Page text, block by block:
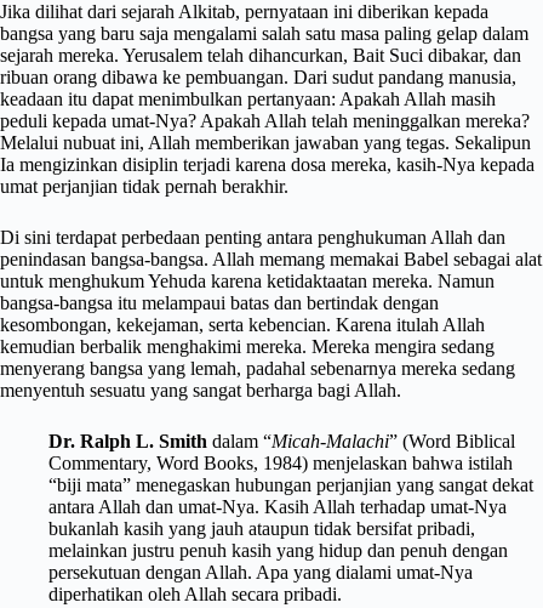
Jika dilihat dari sejarah Alkitab, pernyataan ini diberikan kepada
bangsa yang baru saja mengalami salah satu masa paling gelap dalam
sejarah mereka. Yerusalem telah dihancurkan, Bait Suci dibakar, dan
ribuan orang dibawa ke pembuangan. Dari sudut pandang manusia,
keadaan itu dapat menimbulkan pertanyaan: Apakah Allah masih
peduli kepada umat-Nya? Apakah Allah telah meninggalkan mereka?
Melalui nubuat ini, Allah memberikan jawaban yang tegas. Sekalipun
Ia mengizinkan disiplin terjadi karena dosa mereka, kasih-Nya kepada
umat perjanjian tidak pernah berakhir.
Di sini terdapat perbedaan penting antara penghukuman Allah dan
penindasan bangsa-bangsa. Allah memang memakai Babel sebagai alat
untuk menghukum Yehuda karena ketidaktaatan mereka. Namun
bangsa-bangsa itu melampaui batas dan bertindak dengan
kesombongan, kekejaman, serta kebencian. Karena itulah Allah
kemudian berbalik menghakimi mereka. Mereka mengira sedang
menyerang bangsa yang lemah, padahal sebenarnya mereka sedang
menyentuh sesuatu yang sangat berharga bagi Allah.
Dr. Ralph L. Smith dalam “Micah-Malachi” (Word Biblical
Commentary, Word Books, 1984) menjelaskan bahwa istilah
“biji mata” menegaskan hubungan perjanjian yang sangat dekat
antara Allah dan umat-Nya. Kasih Allah terhadap umat-Nya
bukanlah kasih yang jauh ataupun tidak bersifat pribadi,
melainkan justru penuh kasih yang hidup dan penuh dengan
persekutuan dengan Allah. Apa yang dialami umat-Nya
diperhatikan oleh Allah secara pribadi.